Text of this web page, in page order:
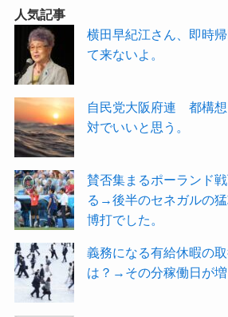
人気記事
横田早紀江さん、即時
て来ないよ。
自民党大阪府連 都構
対でいいと思う。
賛否集まるポーランド
る→後半のセネガルの
博打でした。
義務になる有給休暇の
は？→その分稼働日が増